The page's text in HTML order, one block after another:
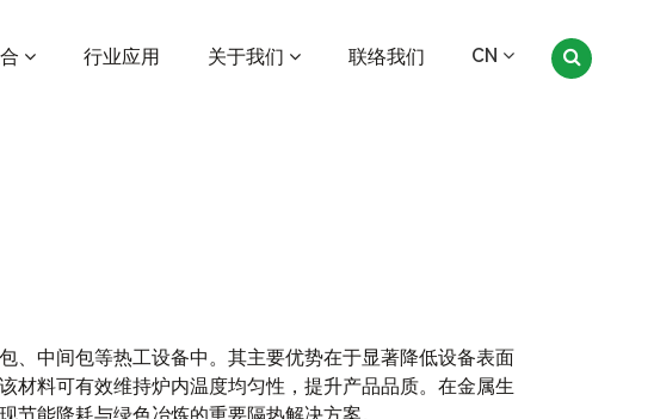
行业应用 关于我们 联络我们 CN
、中间包等热工设备中。其主要优势在于显著降低设备表面
材料可有效维持炉内温度均匀性，提升产品品质。在金属生